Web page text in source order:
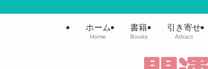
ホーム
Home
書籍
Books
引き寄せ
Attract